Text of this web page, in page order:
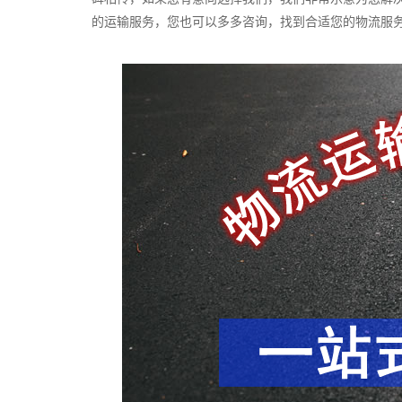
的运输服务，您也可以多多咨询，找到合适您的物流服